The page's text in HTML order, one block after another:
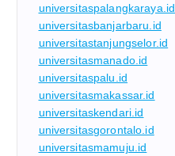
universitaspalangkaraya.id
universitasbanjarbaru.id
universitastanjungselor.id
universitasmanado.id
universitaspalu.id
universitasmakassar.id
universitaskendari.id
universitasgorontalo.id
universitasmamuju.id